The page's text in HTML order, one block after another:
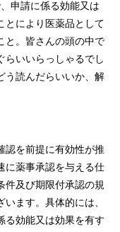
申請に係る効能又は
とにより医薬品として
と。皆さんの頭の中で
らいいらっしゃるでし
う読んだらいいか、解
認を前提に有効性が推
に薬事承認を与える仕
件及び期限付承認の規
ます。具体的には、
る効能又は効果を有す